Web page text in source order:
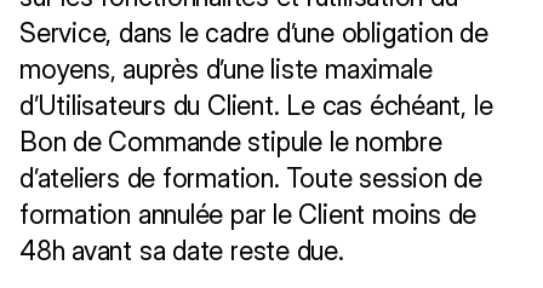
Service, dans le cadre d’une obligation de
moyens, auprès d’une liste maximale
d’Utilisateurs du Client. Le cas échéant, le
Bon de Commande stipule le nombre
d’ateliers de formation. Toute session de
formation annulée par le Client moins de
48h avant sa date reste due.